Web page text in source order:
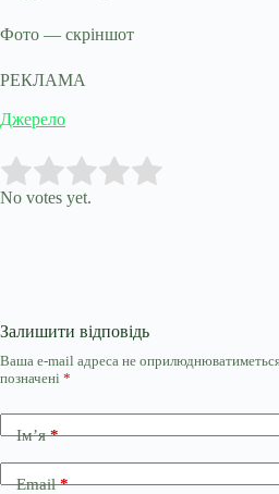
Фото — скріншот
РЕКЛАМА
Джерело
Rate this item:
No votes yet.
Залишити відповідь
Ваша e-mail адреса не
позначені *
Ім’я*
Email*